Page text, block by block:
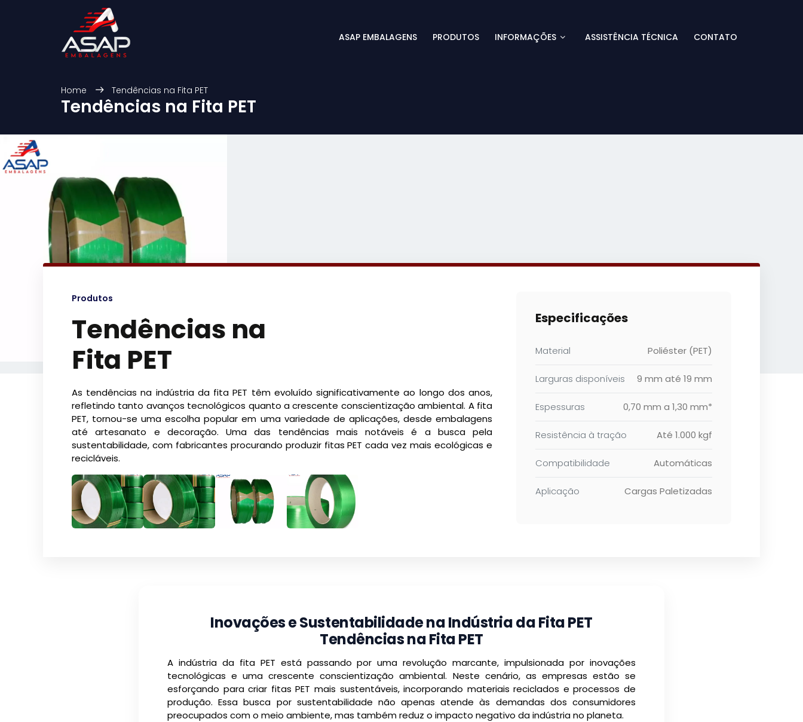
ASAP EMBALAGENS PRODUTOS INFORMAÇÕES ASSISTÊNCIA TÉCNICA CONTATO
Home Tendências na Fita PET
Tendências na Fita PET
Produtos
Tendências na
Fita PET
As tendências na indústria da fita PET têm evoluído significativamente ao longo dos anos,
refletindo tanto avanços tecnológicos quanto a crescente conscientização ambiental. A fita
PET, tornou-se uma escolha popular em uma variedade de aplicações, desde embalagens
até artesanato e decoração. Uma das tendências mais notáveis é a busca pela
sustentabilidade, com fabricantes procurando produzir fitas PET cada vez mais ecológicas e
recicláveis.
Especificações
Material Poliéster (PET)
Larguras disponíveis 9 mm até 19 mm
Espessuras 0,70 mm a 1,30 mm*
Resistência à tração Até 1.000 kgf
Compatibilidade Automáticas
Aplicação Cargas Paletizadas
Inovações e Sustentabilidade na Indústria da Fita PET
Tendências na Fita PET
A indústria da fita PET está passando por uma revolução marcante, impulsionada por inovações
tecnológicas e uma crescente conscientização ambiental. Neste cenário, as empresas estão se
esforçando para criar fitas PET mais sustentáveis, incorporando materiais reciclados e processos de
produção. Essa busca por sustentabilidade não apenas atende às demandas dos consumidores
preocupados com o meio ambiente, mas também reduz o impacto negativo da indústria no planeta.